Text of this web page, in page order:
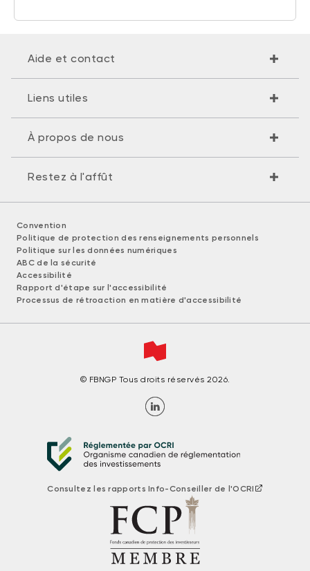
Aide et contact
Liens utiles
À propos de nous
Restez à l'affût
Convention
Politique de protection des renseignements personnels
Politique sur les données numériques
ABC de la sécurité
Accessibilité
Rapport d'étape sur l'accessibilité
Processus de rétroaction en matière d'accessibilité
© FBNGP Tous droits réservés 2026.
Consultez les rapports Info-Conseiller de l'OCRI